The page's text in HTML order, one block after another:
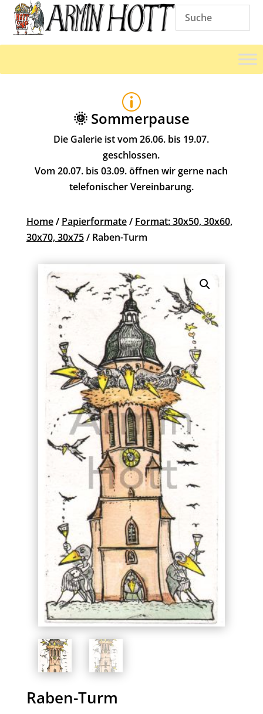
p
🌞 Sommerpause
Die Galerie ist vom 26.06. bis 19.07.
geschlossen.
Vom 20.07. bis 03.09. öffnen wir gerne nach
telefonischer Vereinbarung.
Home/ Papierformate/ Format: 30x50, 30x60,
30x70, 30x75/ Raben-Turm
Raben-Turm